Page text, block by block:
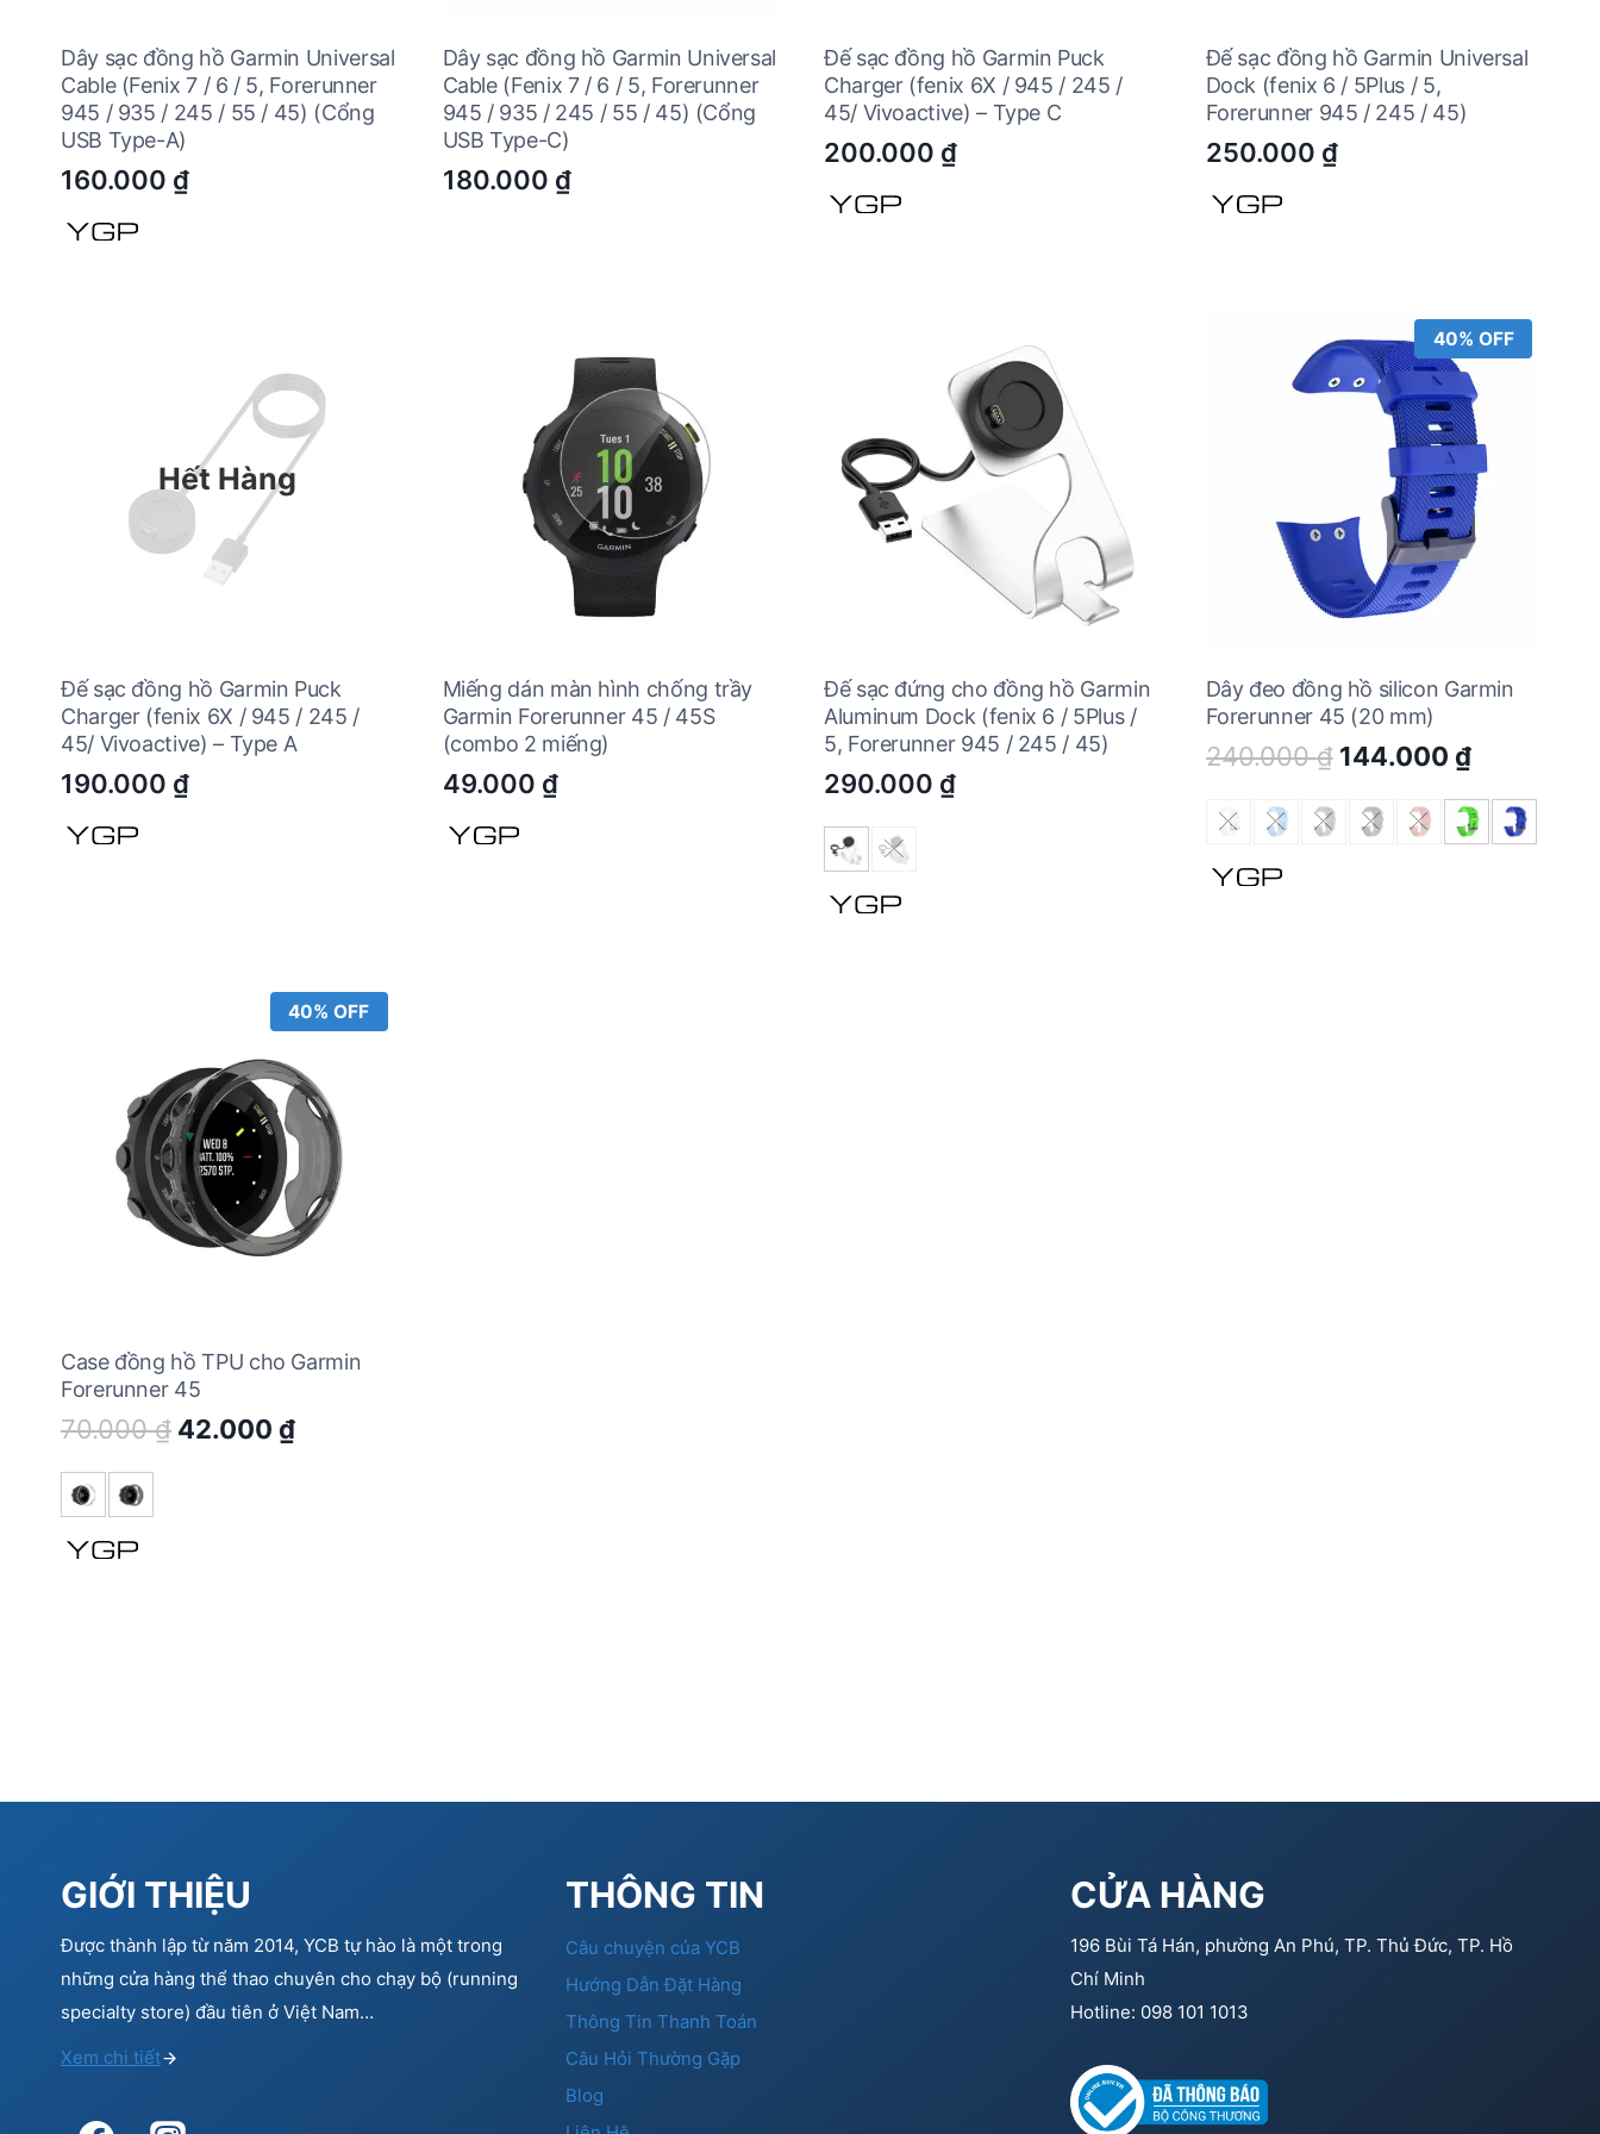
Dây sạc đồng hồ Garmin Universal
Cable (Fenix 7 / 6 / 5, Forerunner
945 / 935 / 245 / 55 / 45) (Cổng
USB Type-A)
160.000 ₫
Dây sạc đồng hồ Garmin Universal
Cable (Fenix 7 / 6 / 5, Forerunner
945 / 935 / 245 / 55 / 45) (Cổng
USB Type-C)
180.000 ₫
Đế sạc đồng hồ Garmin Puck
Charger (fenix 6X / 945 / 245 /
45/ Vivoactive) – Type C
200.000 ₫
Đế sạc đồng hồ Garmin Universal
Dock (fenix 6 / 5Plus / 5,
Forerunner 945 / 245 / 45)
250.000 ₫
Hết Hàng
Đế sạc đồng hồ Garmin Puck
Charger (fenix 6X / 945 / 245 /
45/ Vivoactive) – Type A
190.000 ₫
Miếng dán màn hình chống trầy
Garmin Forerunner 45 / 45S
(combo 2 miếng)
49.000 ₫
Đế sạc đứng cho đồng hồ Garmin
Aluminum Dock (fenix 6 / 5Plus /
5, Forerunner 945 / 245 / 45)
290.000 ₫
40% OFF
Dây đeo đồng hồ silicon Garmin
Forerunner 45 (20 mm)
240.000₫ Original
was:
240.000 ₫.
144.000 ₫Current
is:
144.000
40% OFF
Case đồng hồ TPU cho Garmin
Forerunner 45
70.000₫ Original
42.000 ₫Current
GIỚI THIỆU
Được thành lập từ năm 2014, YCB tự hào là một trong
những cửa hàng thể thao chuyên cho chạy bộ (running
specialty store) đầu tiên ở Việt Nam…
Xem chi tiết
THÔNG TIN
Câu chuyện của YCB
Hướng Dẫn Đặt Hàng
Thông Tin Thanh Toán
Câu Hỏi Thường Gặp
Blog
CỬA HÀNG
196 Bùi Tá Hán, phường An Phú, TP. Thủ Đức, TP. Hồ
Chí Minh
Hotline: 098 101 1013